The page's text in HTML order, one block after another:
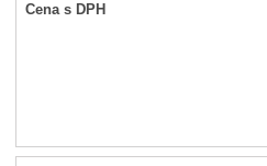
Cena s DPH